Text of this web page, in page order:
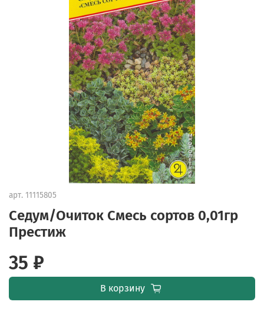
арт. 11115805
Седум/Очиток Смесь сортов 0,01гр
Престиж
35 ₽
В корзину